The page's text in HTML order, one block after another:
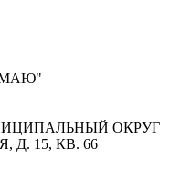
ОКРУГ
Д. 15, КВ. 66